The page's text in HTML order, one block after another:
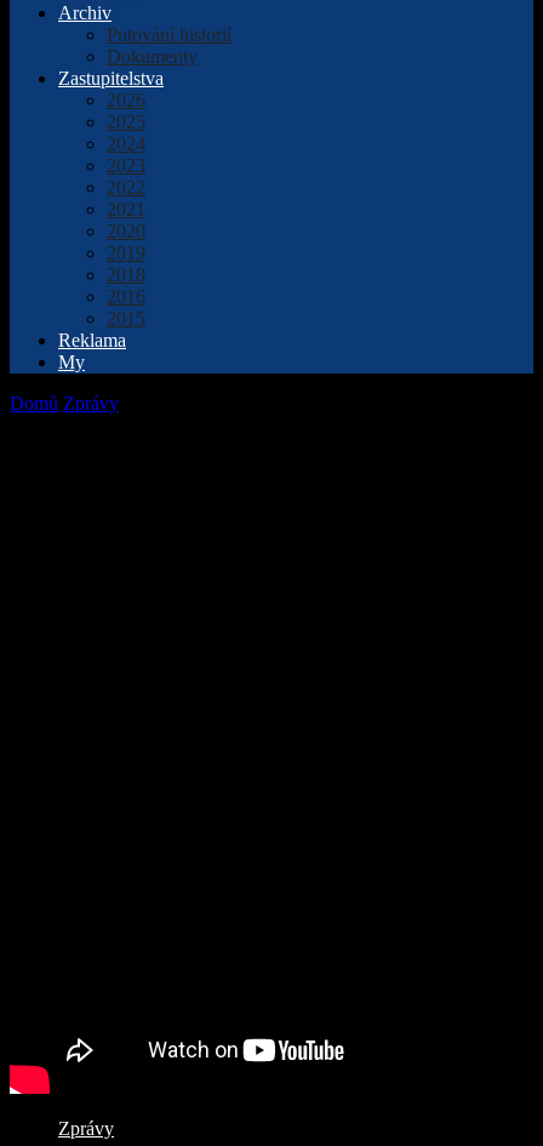
Archiv
Putování historií
Dokumenty
Zastupitelstva
2026
2025
2024
2023
2022
2021
2020
2019
2018
2016
2015
Reklama
My
Domů Zprávy
Zprávy